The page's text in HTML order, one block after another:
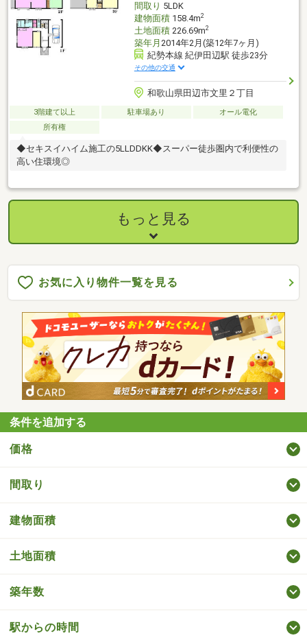
間取り 5LDK
建物面積158.4m2
土地面積226.69m2
築年月 2014年2月(築12年7ヶ月)
紀勢本線 紀伊田辺駅 徒歩23分
その他の交通
和歌山県田辺市文里２丁目
3階建て以上 駐車場あり
オール電化
所有権
◆セキスイハイム施工の5LLDDKK◆スーパー徒歩圏内で利便性の
高い住環境◎
もっと見る
お気に入り物件一覧を見る
条件を追加する
価格
間取り
建物面積
土地面積
築年数
駅からの時間